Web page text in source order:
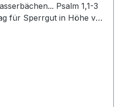
Psalm 1,1-3
für Sperrgut in Höhe von